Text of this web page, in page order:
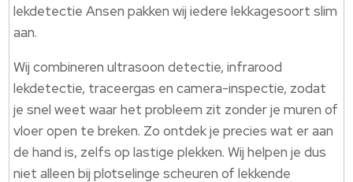
lekdetectie Ansen pakken wij iedere lekkagesoort slim
aan.​
Wij combineren ultrasoon detectie, infrarood
lekdetectie, traceergas en camera-inspectie, zodat
je snel weet waar het probleem zit zonder je muren of
vloer open te breken.​ Zo ontdek je precies wat er aan
de hand is, zelfs op lastige plekken.​ Wij helpen je dus
niet alleen bij plotselinge scheuren of lekkende